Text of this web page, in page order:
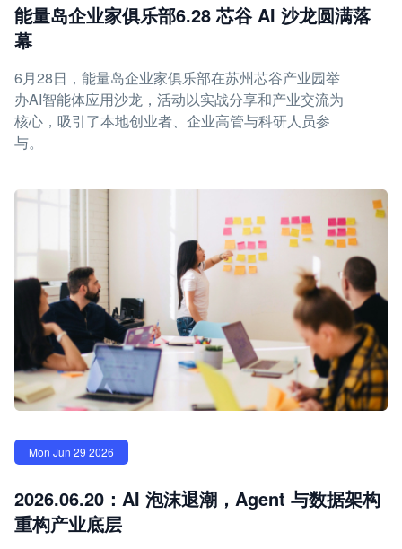
能量岛企业家俱乐部6.28 芯谷 AI 沙龙圆满落
幕
6月28日，能量岛企业家俱乐部在苏州芯谷产业园举
办AI智能体应用沙龙，活动以实战分享和产业交流为
核心，吸引了本地创业者、企业高管与科研人员参
与。
Mon Jun 29 2026
2026.06.20：AI 泡沫退潮，Agent 与数据架构
重构产业底层